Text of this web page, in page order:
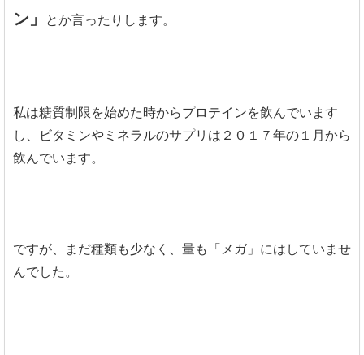
ン」
とか言ったりします。
私は糖質制限を始めた時からプロテインを飲んでいます
し、ビタミンやミネラルのサプリは２０１７年の１月から
飲んでいます。
ですが、まだ種類も少なく、量も「メガ」にはしていませ
んでした。